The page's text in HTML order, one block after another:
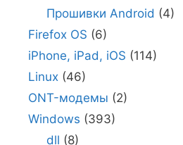
Прошивки Android (4)
Firefox OS (6)
iPhone, iPad, iOS (114)
Linux (46)
ONT-модемы (2)
Windows (393)
dll (8)